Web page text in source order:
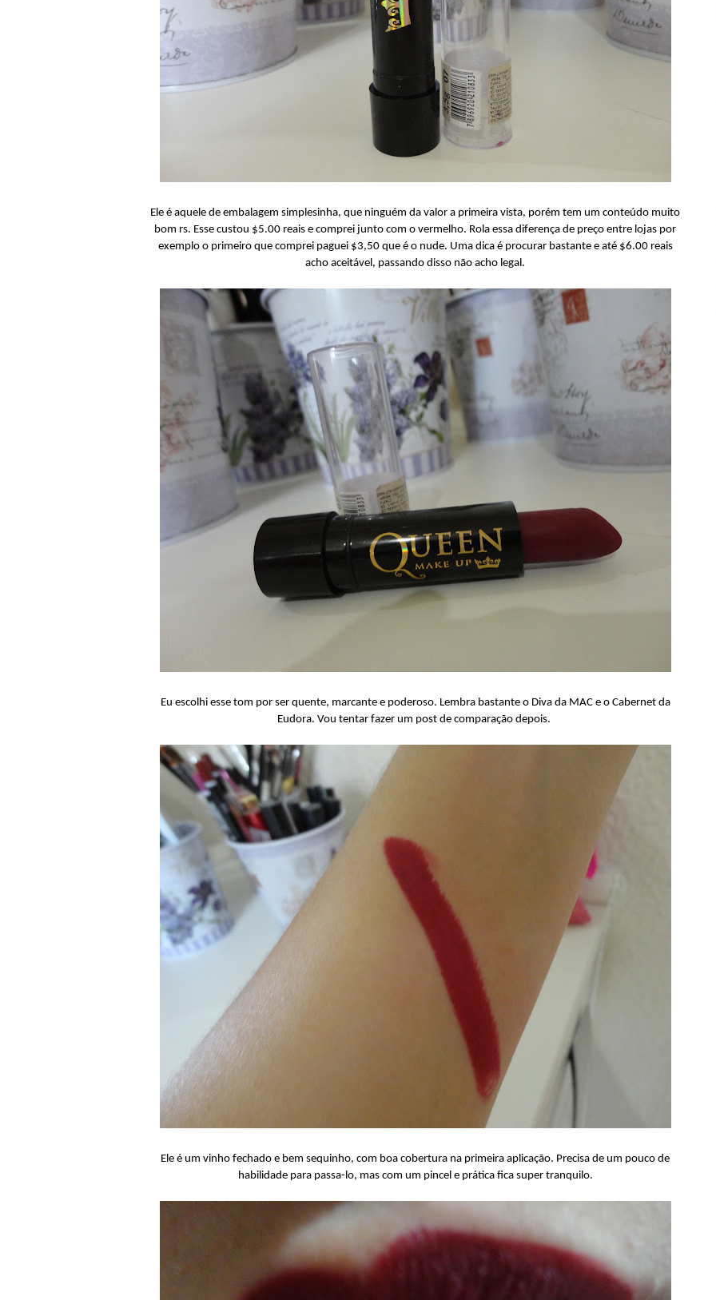
Ele é aquele de embalagem simplesinha, que ninguém da valor a primeira vista, porém tem um conteúdo muito
bom rs. Esse custou $5.00 reais e comprei junto com o vermelho. Rola essa diferença de preço entre lojas por
exemplo o primeiro que comprei paguei $3,50 que é o nude. Uma dica é procurar bastante e até $6.00 reais
acho aceitável, passando disso não acho legal.
Eu escolhi esse tom por ser quente, marcante e poderoso. Lembra bastante o Diva da MAC e o Cabernet da
Eudora. Vou tentar fazer um post de comparação depois.
Ele é um vinho fechado e bem sequinho, com boa cobertura na primeira aplicação. Precisa de um pouco de
habilidade para passa-lo, mas com um pincel e prática fica super tranquilo.